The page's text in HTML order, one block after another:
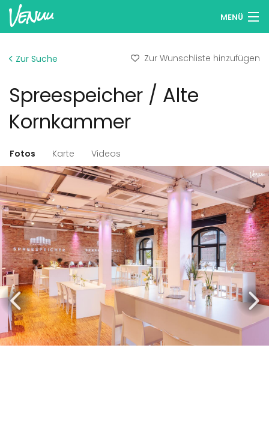
MENÜ
Anmelden
Deutsch
Location hinzufügen
Zur Suche Zur Wunschliste hinzufügen
Spreespeicher / Alte
Kornkammer
Fotos Karte Videos